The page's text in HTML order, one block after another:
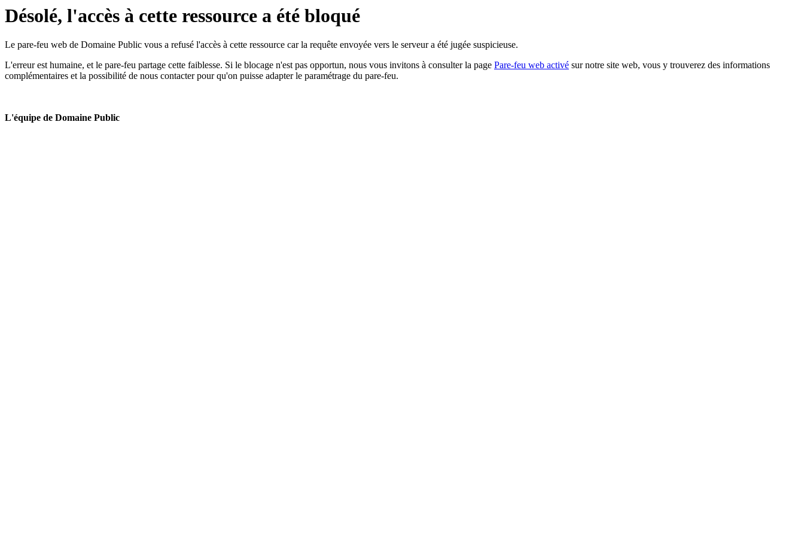
Désolé, l'accès à cette ressource a été bloqué
Le pare-feu web de Domaine Public vous a refusé l'accès à cette ressource car la requête envoyée vers le serveur a été jugée suspicieuse.
L'erreur est humaine, et le pare-feu partage cette faiblesse. Si le blocage n'est pas opportun, nous vous invitons à consulter la page Pare-feu web activé sur notre site web, vous y trouverez des informations
complémentaires et la possibilité de nous contacter pour qu'on puisse adapter le paramétrage du pare-feu.
L'équipe de Domaine Public